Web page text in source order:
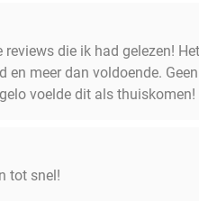
die ik had gelezen!
en meer dan voldoende.
voelde dit als thuiskomen!
tot snel!